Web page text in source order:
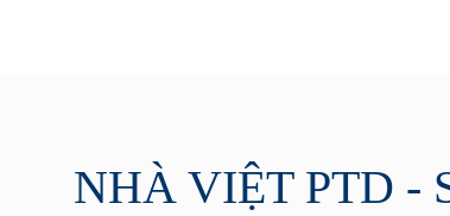
NHÀ VIỆT PTD -